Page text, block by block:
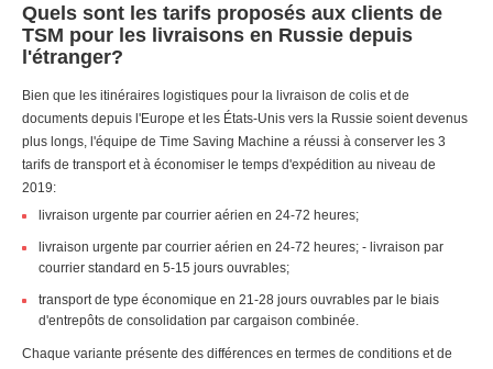
Quels sont les tarifs proposés aux clients de
TSM pour les livraisons en Russie depuis
l'étranger?
Bien que les itinéraires logistiques pour la livraison de colis et de
documents depuis l'Europe et les États-Unis vers la Russie soient devenus
plus longs, l'équipe de Time Saving Machine a réussi à conserver les 3
tarifs de transport et à économiser le temps d'expédition au niveau de
2019:
livraison urgente par courrier aérien en 24-72 heures;
livraison urgente par courrier aérien en 24-72 heures; - livraison par
courrier standard en 5-15 jours ouvrables;
transport de type économique en 21-28 jours ouvrables par le biais
d'entrepôts de consolidation par cargaison combinée.
Chaque variante présente des différences en termes de conditions et de